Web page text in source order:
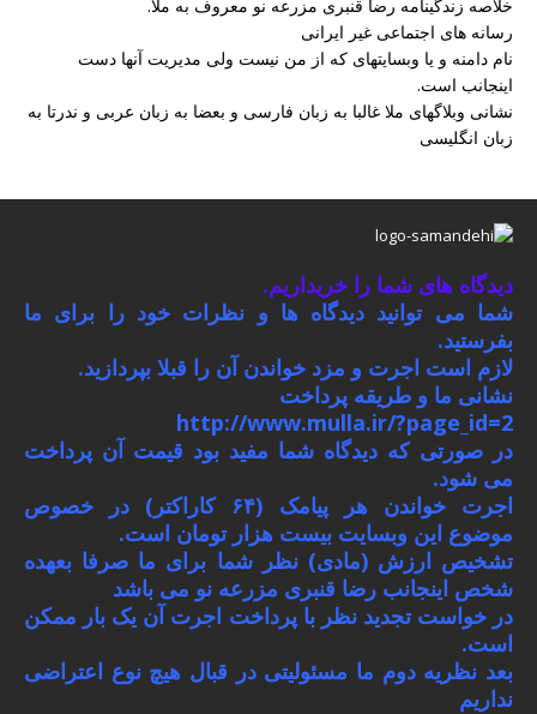
خلاصه زندگینامه رضا قنبری مزرعه نو معروف به ملا.
رسانه های اجتماعی غیر ایرانی
نام دامنه و یا وبسایتهای که از من نیست ولی مدیریت آنها دست
اینجانب است.
نشانی وبلاگهای ملا غالبا به زبان فارسی و بعضا به زبان عربی و ندرتا به
زبان انگلیسی
دیدگاه های شما را خریداریم.
شما می توانید دیدگاه ها و نظرات خود را برای ما
بفرستید.
لازم است اجرت و مزد خواندن آن را قبلا بپردازید.
نشانی ما و طریقه پرداخت
http://www.mulla.ir/?page_id=2
در صورتی که دیدگاه شما مفید بود قیمت آن پرداخت
می شود.
اجرت خواندن هر پیامک (۶۴ کاراکتر) در خصوص
موضوع این وبسایت بیست هزار تومان است.
تشخیص ارزش (مادی) نظر شما برای ما صرفا بعهده
شخص اینجانب رضا قنبری مزرعه نو می باشد
در خواست تجدید نظر با پرداخت اجرت آن یک بار ممکن
است.
بعد نظریه دوم ما مسئولیتی در قبال هیچ نوع اعتراضی
نداریم